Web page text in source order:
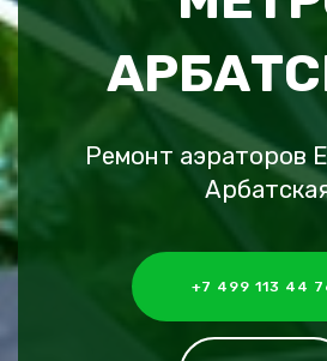
Ремонт аэраторов
+7 499 113 44